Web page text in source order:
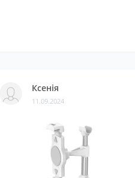
Ксенія
11.09.2024